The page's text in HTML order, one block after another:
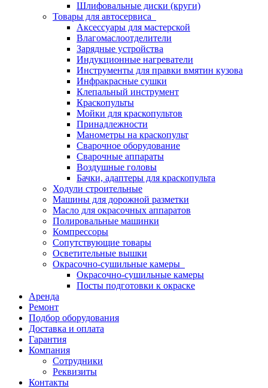
Шлифовальные диски (круги)
Товары для автосервиса
Аксессуары для мастерской
Влагомаслоотделители
Зарядные устройства
Индукционные нагреватели
Инструменты для правки вмятин кузова
Инфракрасные сушки
Клепальный инструмент
Краскопульты
Мойки для краскопультов
Принадлежности
Манометры на краскопульт
Сварочное оборудование
Сварочные аппараты
Воздушные головы
Бачки, адаптеры для краскопульта
Ходули строительные
Машины для дорожной разметки
Масло для окрасочных аппаратов
Полировальные машинки
Компрессоры
Сопутствующие товары
Осветительные вышки
Окрасочно-сушильные камеры
Окрасочно-сушильные камеры
Посты подготовки к окраске
Аренда
Ремонт
Подбор оборудования
Доставка и оплата
Гарантия
Компания
Сотрудники
Реквизиты
Контакты